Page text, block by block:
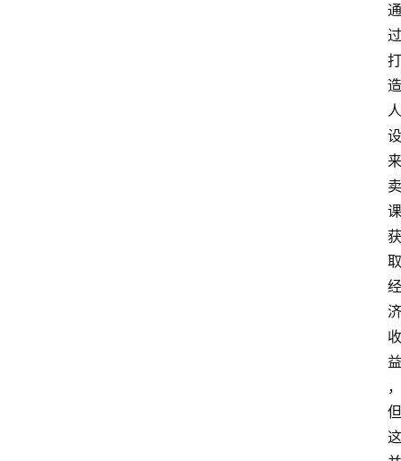
通
过
打
造
人
设
来
卖
课
获
取
经
济
收
益
，
但
这